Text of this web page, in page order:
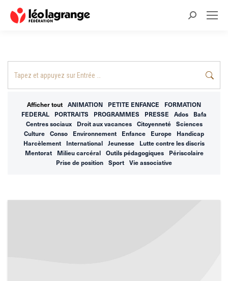
Recherche
Afficher tout ANIMATION PETITE ENFANCE
FORMATION
FEDERAL
PORTRAITS PROGRAMMES PRESSE Ados
Bafa
Centres sociaux
Droit aux vacances Citoyenneté
Sciences
Culture
Conso Environnement Enfance Europe
Handicap
Harcèlement
International Jeunesse
Lutte contre les discris
Mentorat
Milieu carcéral Outils pédagogiques
Périscolaire
Prise de position
Sport Vie associative